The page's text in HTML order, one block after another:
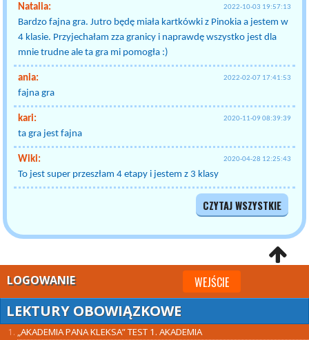
Natalia: 2022-10-03 19:57:13
Bardzo fajna gra. Jutro będę miała kartkówki z Pinokia a jestem w
4 klasie. Przyjechałam zza granicy i naprawdę wszystko jest dla
mnie trudne ale ta gra mi pomogła :)
ania: 2022-02-07 17:41:53
fajna gra
kari: 2020-11-09 08:39:39
ta gra jest fajna
Wiki: 2020-04-28 12:25:43
To jest super przeszłam 4 etapy i jestem z 3 klasy
CZYTAJ WSZYSTKIE
LOGOWANIE WEJŚCIE
LEKTURY OBOWIĄZKOWE
„AKADEMIA PANA KLEKSA” TEST 1. AKADEMIA